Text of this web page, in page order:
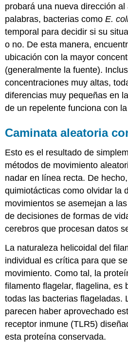
probará una nueva dirección al
palabras, bacterias comoE.
temporal para decidir si su
o no. De esta manera,
ubicación con la mayor
(generalmente la fuente).
concentraciones muy altas,
diferencias muy pequeñas en
de un repelente funciona con
Caminata aleatoria
Esto es el resultado de
métodos de movimiento
nadar en línea recta. De
quimiotácticas como olvidar la
movimientos se asemejan a
de decisiones de formas de
cerebros que procesan datos
La naturaleza helicoidal del
individual es crítica para que
movimiento. Como tal, la
filamento flagelar, flagelina, es
todas las bacterias flageladas.
parecen haber aprovechado
receptor inmune (TLR5)
esta proteína conservada.